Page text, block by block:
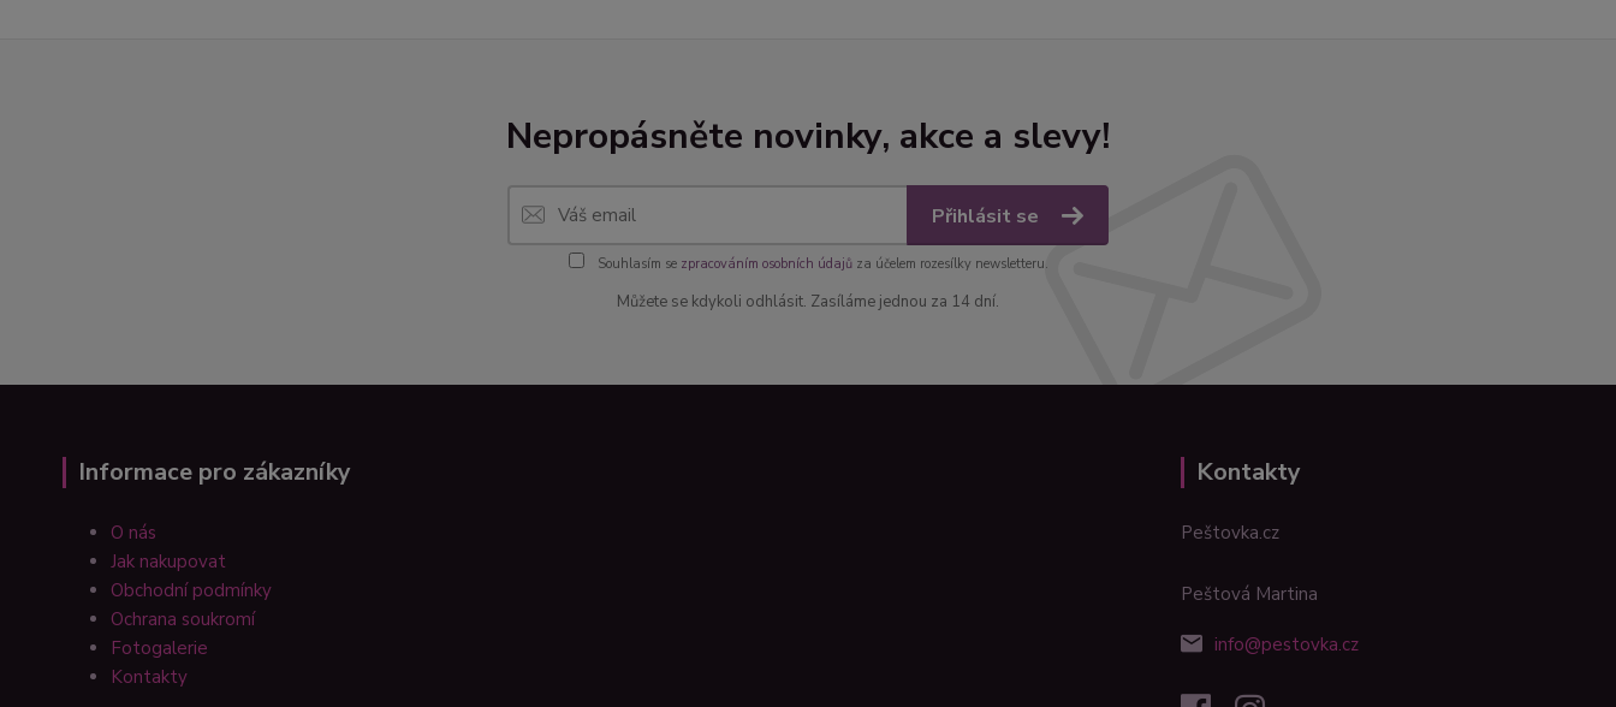
Nepropásněte novinky, akce a slevy!
Přihlásit se
Souhlasím se zpracováním osobních údajůza účelem rozesílky newsletteru.
Můžete se kdykoli odhlásit. Zasíláme jednou za 14 dní.
Informace pro zákazníky
O nás
Jak nakupovat
Obchodní podmínky
Ochrana soukromí
Fotogalerie
Kontakty
Kontakty
Peštovka.cz
Peštová Martina
info@pestovka.cz